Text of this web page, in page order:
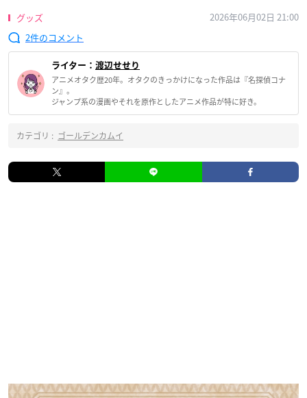
グッズ
2026年06月02日 21:00
2
ライター： 渡辺せせり
アニメオタク歴20年。オタクのきっかけになった作品は『名探偵コナ
ン』。
ジャンプ系の漫画やそれを原作としたアニメ作品が特に好き。
カテゴリ : ゴールデンカムイ